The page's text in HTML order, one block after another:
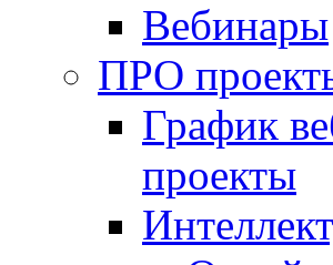
Вебинары
ПРО
График
проекты